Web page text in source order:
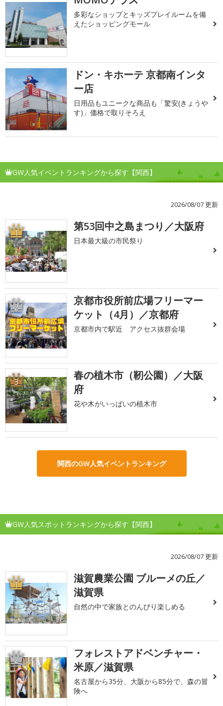
多彩なショップとキッズプレイルームを備
えたショッピングモール
ドン・キホーテ 京都南インタ
ー店
日用品もユニークな商品も「驚安(きょうや
す)」価格で取りそろえ
GW人気イベントランキングから探す【関西】
2026/08/07 更新
1 第53回中之島まつり／大阪府
日本最大級の市民祭り
2
京都市役所前広場フリーマー
ケット（4月）／京都府
京都市内で駅近 アクセス抜群会場
3
春の植木市（靭公園）／大阪
府
花や木がいっぱいの植木市
関西のGW人気イベントランキング
GW人気スポットランキングから探す【関西】
2026/08/07 更新
1
滋賀農業公園 ブルーメの丘／
滋賀県
自然の中で家族とのんびり楽しめる
2
フォレストアドベンチャー・
米原／滋賀県
名古屋から35分、大阪から85分で、森の冒
険へ